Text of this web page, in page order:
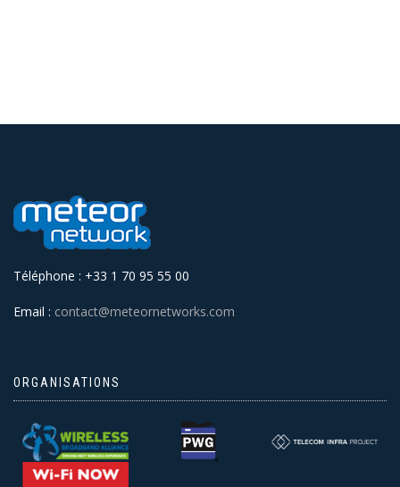
Téléphone : +33 1 70 95 55 00
Email : contact@meteornetworks.com
ORGANISATIONS